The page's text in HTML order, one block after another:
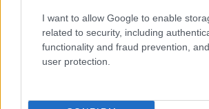
I want to allow Google to enable
related to security, including
functionality and fraud prevention,
user protection.
Διαβάστε επίσης